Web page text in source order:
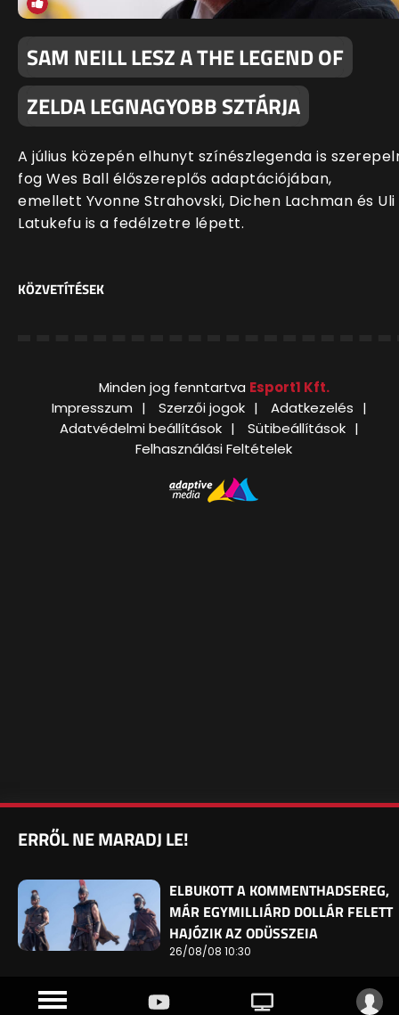
SAM NEILL LESZ A THE LEGEND OF
ZELDA LEGNAGYOBB SZTÁRJA
A július közepén elhunyt színészlegenda is
fog Wes Ball élőszereplős adaptációjában,
emellett Yvonne Strahovski, Dichen Lachman és Uli
Latukefu is a fedélzetre lépett.
KÖZVETÍTÉSEK
Minden jog fenntartva Esport1 Kft.
Impresszum
Szerzői jogok
Adatkezelés
Adatvédelmi beállítások
Sütibeállítások
Felhasználási Feltételek
ERRŐL NE MARADJ LE!
ELBUKOTT A KOMMENTHADSEREG,
MÁR EGYMILLIÁRD DOLLÁR FELETT
HAJÓZIK AZ ODÜSSZEIA
26/08/08 10:30